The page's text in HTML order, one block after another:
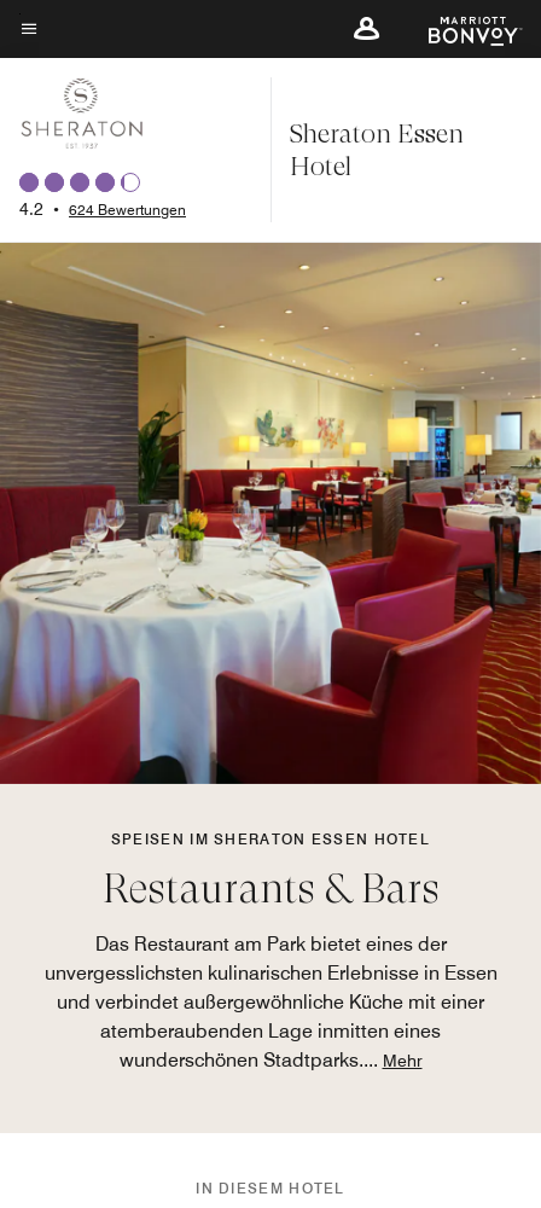
Skip
to
content
Menütext
4.2 • 624 Bewertungen
Sheraton Essen
Hotel
SPEISEN IM SHERATON ESSEN HOTEL
Restaurants & Bars
Das Restaurant am Park bietet eines der
unvergesslichsten kulinarischen Erlebnisse in Essen
und verbindet außergewöhnliche Küche mit einer
atemberaubenden Lage inmitten eines
wunderschönen Stadtparks.... Mehr
IN DIESEM HOTEL